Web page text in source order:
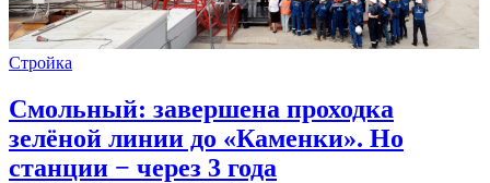
Стройка
Смольный: завершена проходка
зелёной линии до «Каменки». Но
станции − через 3 года